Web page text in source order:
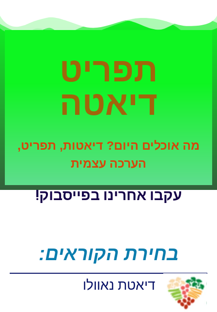
תפריט
דיאטה
מה אוכלים היום? דיאטות, תפריט,
הערכה עצמית
עקבו אחרינו בפייסבוק!
:בחירת הקוראים
דיאטת נאוולו